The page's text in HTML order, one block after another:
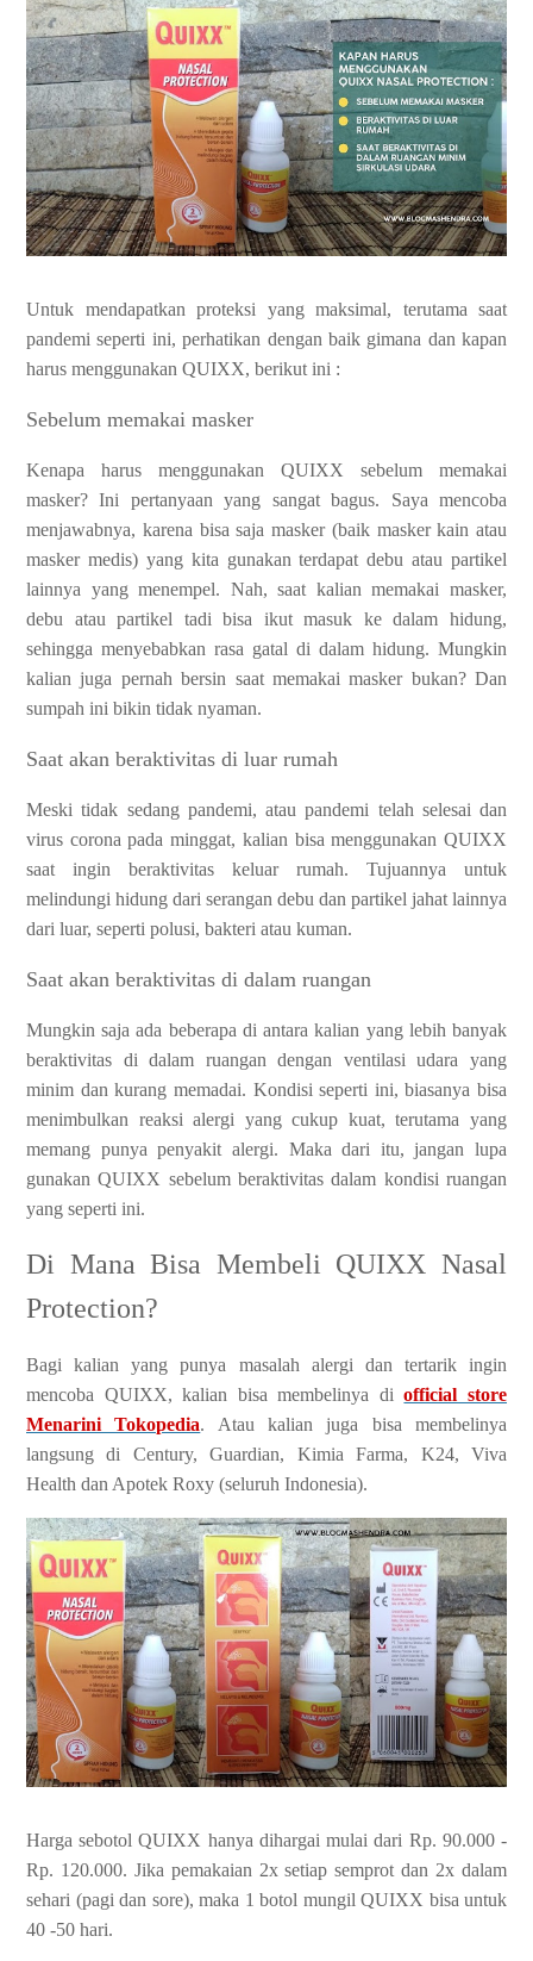
Untuk mendapatkan proteksi yang maksimal, terutama saat
pandemi seperti ini, perhatikan dengan baik gimana dan kapan
harus menggunakan QUIXX, berikut ini :
Sebelum memakai masker
Kenapa harus menggunakan QUIXX sebelum memakai
masker? Ini pertanyaan yang sangat bagus. Saya mencoba
menjawabnya, karena bisa saja masker (baik masker kain atau
masker medis) yang kita gunakan terdapat debu atau partikel
lainnya yang menempel. Nah, saat kalian memakai masker,
debu atau partikel tadi bisa ikut masuk ke dalam hidung,
sehingga menyebabkan rasa gatal di dalam hidung. Mungkin
kalian juga pernah bersin saat memakai masker bukan? Dan
sumpah ini bikin tidak nyaman.
Saat akan beraktivitas di luar rumah
Meski tidak sedang pandemi, atau pandemi telah selesai dan
virus corona pada minggat, kalian bisa menggunakan QUIXX
saat ingin beraktivitas keluar rumah. Tujuannya untuk
melindungi hidung dari serangan debu dan partikel jahat lainnya
dari luar, seperti polusi, bakteri atau kuman.
Saat akan beraktivitas di dalam ruangan
Mungkin saja ada beberapa di antara kalian yang lebih banyak
beraktivitas di dalam ruangan dengan ventilasi udara yang
minim dan kurang memadai. Kondisi seperti ini, biasanya bisa
menimbulkan reaksi alergi yang cukup kuat, terutama yang
memang punya penyakit alergi. Maka dari itu, jangan lupa
gunakan QUIXX sebelum beraktivitas dalam kondisi ruangan
yang seperti ini.
Di Mana Bisa Membeli QUIXX Nasal
Protection?
Bagi kalian yang punya masalah alergi dan tertarik ingin
mencoba QUIXX, kalian bisa membelinya diofficial store
Menarini Tokopedia. Atau kalian juga bisa membelinya
langsung di Century, Guardian, Kimia Farma, K24, Viva
Health dan Apotek Roxy (seluruh Indonesia).
Harga sebotol QUIXX hanya dihargai mulai dari Rp. 90.000 -
Rp. 120.000. Jika pemakaian 2x setiap semprot dan 2x dalam
sehari (pagi dan sore), maka 1 botol mungil QUIXX bisa untuk
40 -50 hari.